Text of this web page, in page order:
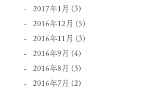
2017年1月 (3)
2016年12月 (5)
2016年11月 (3)
2016年9月 (4)
2016年8月 (3)
2016年7月 (2)